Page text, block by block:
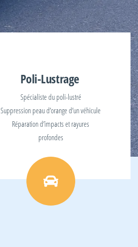
Poli-Lustrage
Spécialiste du poli-lustré
Suppression peau d’orange d’un véhicule
Réparation d’impacts et rayures
profondes